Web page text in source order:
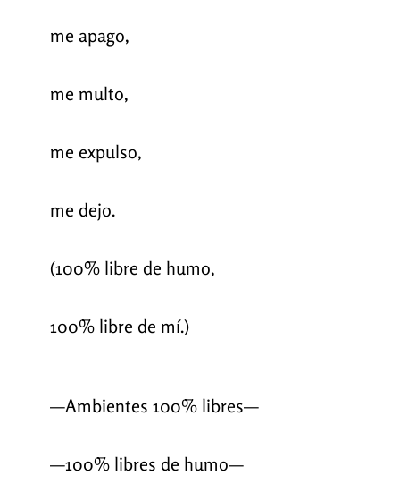
me apago,
me multo,
me expulso,
me dejo.
(100% libre de humo,
100% libre de mí.)
—Ambientes 100% libres—
—100% libres de humo—